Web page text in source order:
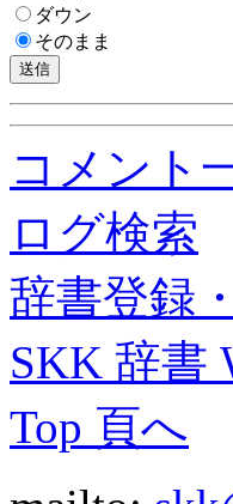
ダウン
そのまま
コメント
ログ検索
辞書登録
SKK 辞書
Top 頁へ